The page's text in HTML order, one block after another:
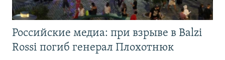
Российские медиа: при взрыве в Balzi
Rossi погиб генерал Плохотнюк